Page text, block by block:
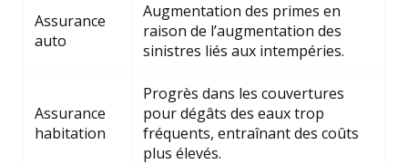
Assurance
auto
Augmentation des primes en
raison de l’augmentation des
sinistres liés aux intempéries.
Assurance
habitation
Progrès dans les couvertures
pour dégâts des eaux trop
fréquents, entraînant des coûts
plus élevés.